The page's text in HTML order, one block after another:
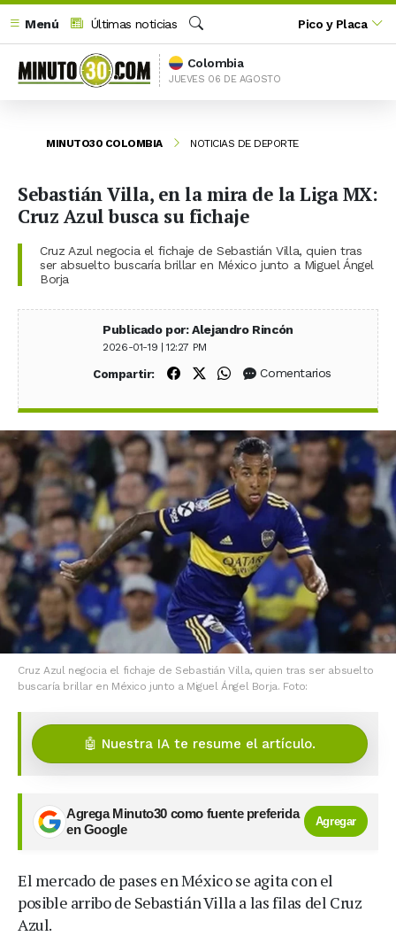
Menú
Últimas noticias
Buscar
Pico y Placa
Colombia
JUEVES 06 DE AGOSTO
MINUTO30 COLOMBIA NOTICIAS DE DEPORTE
Sebastián Villa, en la mira de la Liga MX:
Cruz Azul busca su fichaje
Cruz Azul negocia el fichaje de Sebastián Villa, quien tras
ser absuelto buscaría brillar en México junto a Miguel Ángel
Borja
Publicado por: Alejandro Rincón
2026-01-19 | 12:27 PM
Compartir: Compartir en Facebook
Compartir en X (Twitter)
Compartir en WhatsApp
Comentarios
Cruz Azul negocia el fichaje de Sebastián Villa, quien tras ser absuelto
buscaría brillar en México junto a Miguel Ángel Borja. Foto:
🤖 Nuestra IA te resume el artículo.
Agrega Minuto30 como fuente preferida
en Google
Agregar
El mercado de pases en México se agita con el
posible arribo de Sebastián Villa a las filas del Cruz
Azul.